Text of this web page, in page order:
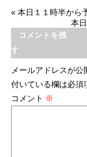
«本日１１時半から
本
コメントを残
す
メールアドレスが公
付いている欄は必須
コメント ※